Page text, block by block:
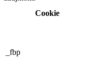
Cookie
_fbp